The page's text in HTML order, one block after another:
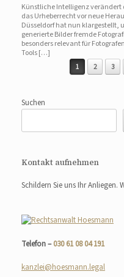
Künstliche Intelligenz
das Urheberrecht vor neue
Düsseldorf hat nun klargestellt,
generierte Bilder fremde
besonders relevant für
Tools […]
Beitragsnavigation
1 2 3
Suchen
Kontakt aufnehmen
Schildern Sie uns Ihr Anliegen.
Telefon –030 61 08 04 191
kanzlei@hoesmann.legal